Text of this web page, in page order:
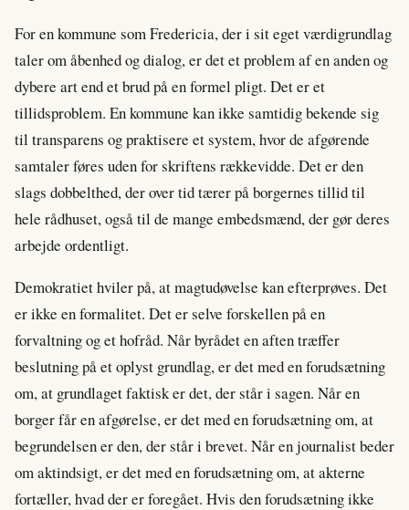
For en kommune som Fredericia, der i sit eget værdigrundlag
taler om åbenhed og dialog, er det et problem af en anden og
dybere art end et brud på en formel pligt. Det er et
tillidsproblem. En kommune kan ikke samtidig bekende sig
til transparens og praktisere et system, hvor de afgørende
samtaler føres uden for skriftens rækkevidde. Det er den
slags dobbelthed, der over tid tærer på borgernes tillid til
hele rådhuset, også til de mange embedsmænd, der gør deres
arbejde ordentligt.
Demokratiet hviler på, at magtudøvelse kan efterprøves. Det
er ikke en formalitet. Det er selve forskellen på en
forvaltning og et hofråd. Når byrådet en aften træffer
beslutning på et oplyst grundlag, er det med en forudsætning
om, at grundlaget faktisk er det, der står i sagen. Når en
borger får en afgørelse, er det med en forudsætning om, at
begrundelsen er den, der står i brevet. Når en journalist beder
om aktindsigt, er det med en forudsætning om, at akterne
fortæller, hvad der er foregået. Hvis den forudsætning ikke